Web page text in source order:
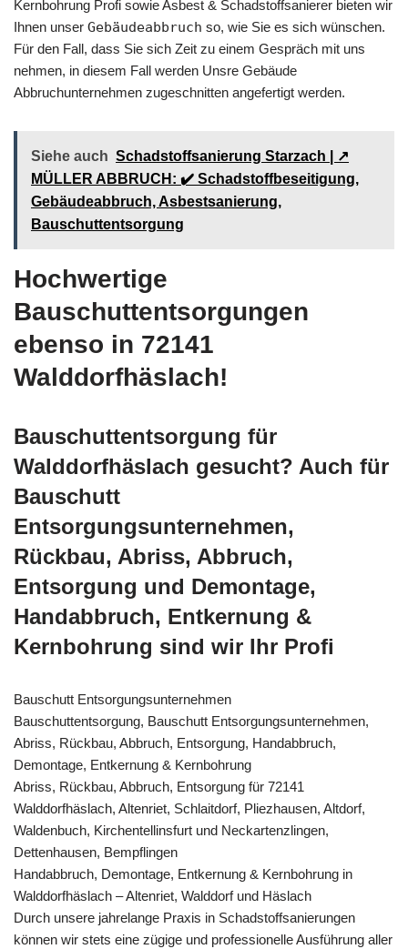
Kernbohrung Profi sowie Asbest & Schadstoffsanierer bieten wir
Ihnen unser Gebäudeabbruch so, wie Sie es sich wünschen.
Für den Fall, dass Sie sich Zeit zu einem Gespräch mit uns
nehmen, in diesem Fall werden Unsre Gebäude
Abbruchunternehmen zugeschnitten angefertigt werden.
Siehe auch Schadstoffsanierung Starzach | ↗️
MÜLLER ABBRUCH: ✔️ Schadstoffbeseitigung,
Gebäudeabbruch, Asbestsanierung,
Bauschuttentsorgung
Hochwertige
Bauschuttentsorgungen
ebenso in 72141
Walddorfhäslach!
Bauschuttentsorgung für
Walddorfhäslach gesucht? Auch für
Bauschutt
Entsorgungsunternehmen,
Rückbau, Abriss, Abbruch,
Entsorgung und Demontage,
Handabbruch, Entkernung &
Kernbohrung sind wir Ihr Profi
Bauschutt Entsorgungsunternehmen
Bauschuttentsorgung, Bauschutt Entsorgungsunternehmen,
Abriss, Rückbau, Abbruch, Entsorgung, Handabbruch,
Demontage, Entkernung & Kernbohrung
Abriss, Rückbau, Abbruch, Entsorgung für 72141
Walddorfhäslach, Altenriet, Schlaitdorf, Pliezhausen, Altdorf,
Waldenbuch, Kirchentellinsfurt und Neckartenzlingen,
Dettenhausen, Bempflingen
Handabbruch, Demontage, Entkernung & Kernbohrung in
Walddorfhäslach – Altenriet, Walddorf und Häslach
Durch unsere jahrelange Praxis in Schadstoffsanierungen
können wir stets eine zügige und professionelle Ausführung aller